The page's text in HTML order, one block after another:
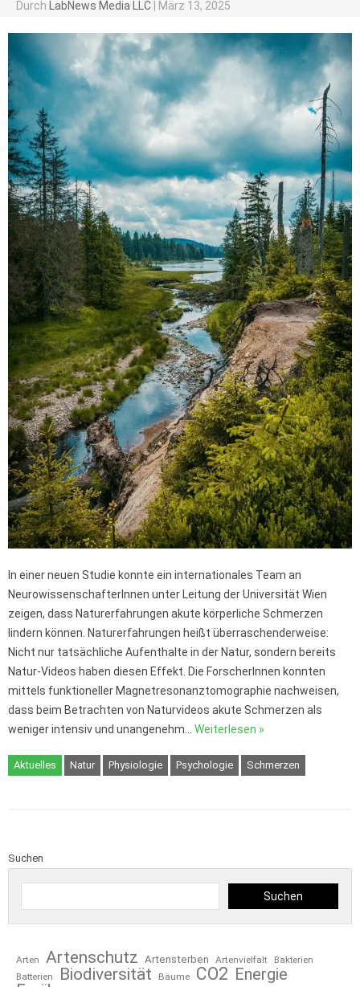
Durch LabNews Media LLC März 13, 2025
In einer neuen Studie konnte ein internationales Team an
NeurowissenschafterInnen unter Leitung der Universität Wien
zeigen, dass Naturerfahrungen akute körperliche Schmerzen
lindern können. Naturerfahrungen heißt überraschenderweise:
Nicht nur tatsächliche Aufenthalte in der Natur, sondern bereits
Natur-Videos haben diesen Effekt. Die ForscherInnen konnten
mittels funktioneller Magnetresonanztomographie nachweisen,
dass beim Betrachten von Naturvideos akute Schmerzen als
weniger intensiv und unangenehm… Weiterlesen »
Aktuelles Natur Physiologie Psychologie Schmerzen
Suchen
Suchen
Arten Artenschutz Artensterben Artenvielfalt
Bakterien
Batterien
Biodiversität Bäume CO2 Energie